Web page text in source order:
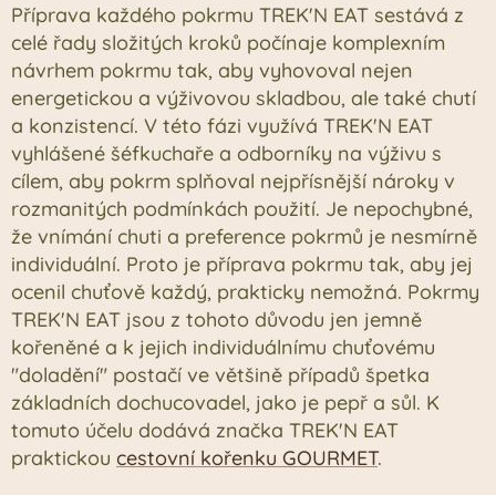
Příprava každého pokrmu TREK'N EAT sestává z
celé řady složitých kroků počínaje komplexním
návrhem pokrmu tak, aby vyhovoval nejen
energetickou a výživovou skladbou, ale také chutí
a konzistencí. V této fázi využívá TREK'N EAT
vyhlášené šéfkuchaře a odborníky na výživu s
cílem, aby pokrm splňoval nejpřísnější nároky v
rozmanitých podmínkách použití. Je nepochybné,
že vnímání chuti a preference pokrmů je nesmírně
individuální. Proto je příprava pokrmu tak, aby jej
ocenil chuťově každý, prakticky nemožná. Pokrmy
TREK'N EAT jsou z tohoto důvodu jen jemně
kořeněné a k jejich individuálnímu chuťovému
"doladění" postačí ve většině případů špetka
základních dochucovadel, jako je pepř a sůl. K
tomuto účelu dodává značka TREK'N EAT
praktickou cestovní kořenku GOURMET.